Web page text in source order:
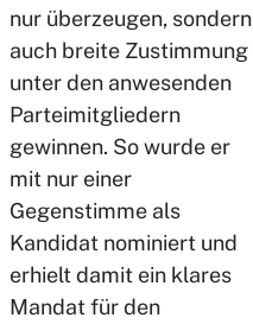
nur überzeugen, sondern
auch breite Zustimmung
unter den anwesenden
Parteimitgliedern
gewinnen. So wurde er
mit nur einer
Gegenstimme als
Kandidat nominiert und
erhielt damit ein klares
Mandat für den